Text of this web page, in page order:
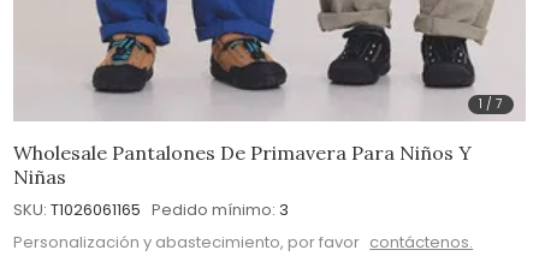
1 /7
Wholesale Pantalones De Primavera Para Niños Y
Niñas
SKU: T1026061165 Pedido mínimo: 3
Personalización y abastecimiento, por favor contáctenos.